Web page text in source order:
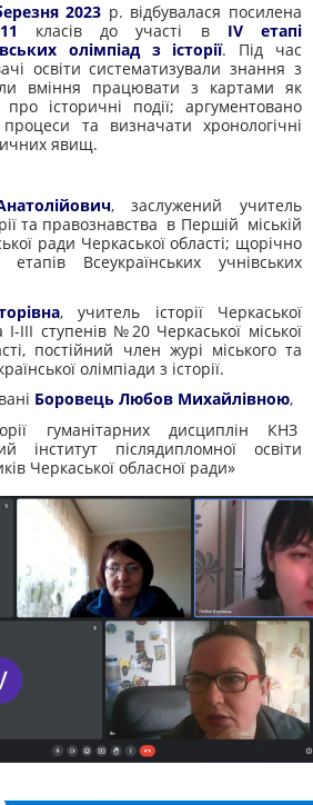
2023 р. відбувалася посилена
класів до участі вІV етапі
олімпіад з історії. Під час
освіти систематизували знання з
вміння працювати з картами як
історичні події; аргументовано
та визначати хронологічні
явищ.
, заслужений учитель
та правознавства в Першій міській
ради Черкаської області; щорічно
Всеукраїнських учнівських
, учитель історії Черкаської
ІІІ ступенів №20 Черкаської міської
постійний член журі міського та
олімпіади з історії.
Боровець Любов Михайлівною,
гуманітарних дисциплін КНЗ
інститут післядипломної освіти
Черкаської обласної ради»